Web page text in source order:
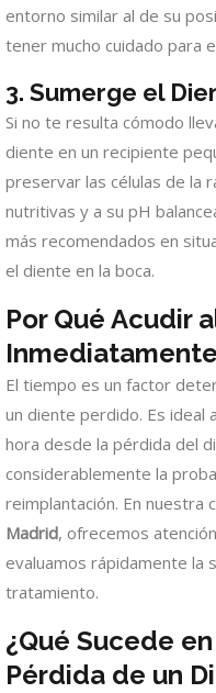
entorno similar al de su
tener mucho cuidado para
3. Sumerge el
Si no te resulta cómodo
diente en un recipiente
preservar las células de la
nutritivas y a su pH
más recomendados en
el diente en la boca.
Por Qué Acudir
El tiempo es un factor
un diente perdido. Es ideal
hora desde la pérdida del
considerablemente la
reimplantación. En nuestra
Madrid, ofrecemos
evaluamos rápidamente la
tratamiento.
¿Qué Sucede
Pérdida de un